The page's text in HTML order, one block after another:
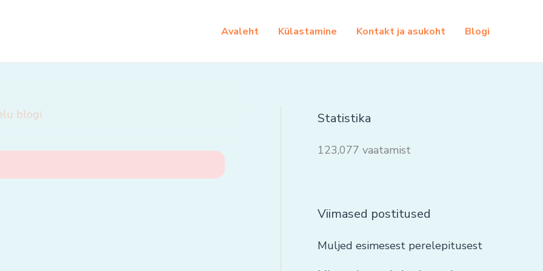
Avaleht Külastamine Kontakt ja asukoht Blogi
blogi
Statistika
123,077 vaatamist
Viimased postitused
Muljed esimesest perelepitusest